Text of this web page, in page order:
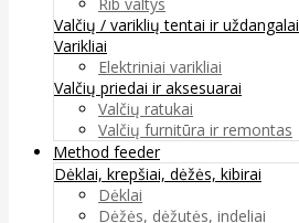
Valčių / variklių tentai ir uždangalai
Varikliai
Elektriniai varikliai
Valčių priedai ir aksesuarai
Valčių ratukai
Valčių furnitūra ir remontas
Method feeder
Dėklai, krepšiai, dėžės, kibirai
Dėklai
Dėžės, dėžutės, indeliai